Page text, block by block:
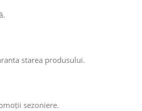
starea produsului.
sezoniere.